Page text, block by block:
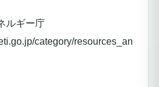
ルギー庁
category/resources_an